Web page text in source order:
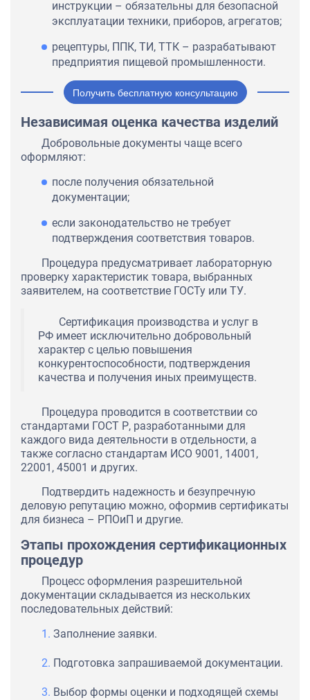
инструкции – обязательны для безопасной
эксплуатации техники, приборов, агрегатов;
рецептуры, ППК, ТИ, ТТК – разрабатывают
предприятия пищевой промышленности.
Получить бесплатную консультацию
Независимая оценка качества изделий
Добровольные документы чаще всего
оформляют:
после получения обязательной
документации;
если законодательство не требует
подтверждения соответствия товаров.
Процедура предусматривает лабораторную
проверку характеристик товара, выбранных
заявителем, на соответствие ГОСТу или ТУ.
Сертификация производства и услуг в
РФ имеет исключительно добровольный
характер с целью повышения
конкурентоспособности, подтверждения
качества и получения иных преимуществ.
Процедура проводится в соответствии со
стандартами ГОСТ Р, разработанными для
каждого вида деятельности в отдельности, а
также согласно стандартам ИСО 9001, 14001,
22001, 45001 и других.
Подтвердить надежность и безупречную
деловую репутацию можно, оформив сертификаты
для бизнеса – РПОиП и другие.
Этапы прохождения сертификационных
процедур
Процесс оформления разрешительной
документации складывается из нескольких
последовательных действий:
Заполнение заявки.
Подготовка запрашиваемой документации.
Выбор формы оценки и подходящей схемы